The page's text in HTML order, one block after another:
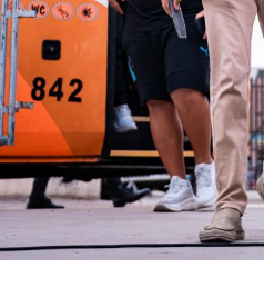
24. Edison Flores
(function(d, s, id) {
var js, fjs =
if (d.getElementById(id))
js = d.createElement(s); js.id =
js.src = «//
}(document, «script»,